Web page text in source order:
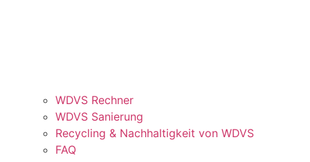
WDVS Rechner
WDVS Sanierung
Recycling & Nachhaltigkeit von WDVS
FAQ